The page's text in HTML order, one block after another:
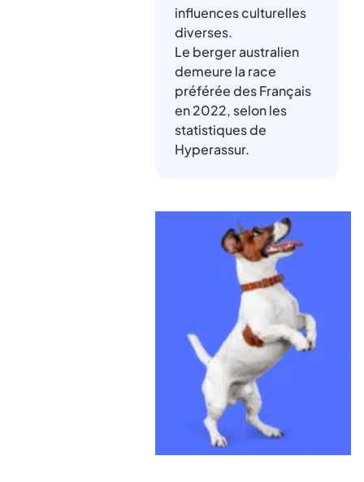
influences culturelles
diverses.
Le berger australien
demeure la race
préférée des Français
en 2022, selon les
statistiques de
Hyperassur.